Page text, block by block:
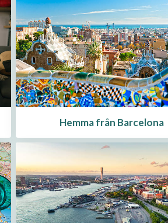
Hemma från Barcelona